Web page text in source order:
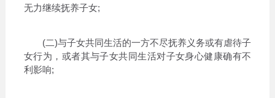
无力继续抚养子女;
(二)与子女共同生活的一方不尽抚养义务或有虐待子
女行为，或者其与子女共同生活对子女身心健康确有不
利影响;